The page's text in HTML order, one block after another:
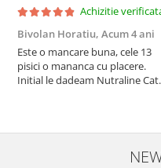
Achizitie
Bivolan Horatiu, Acum 4 ani
Este o mancare buna, cele 13
pisici o mananca cu placere.
Initial le dadeam Nutraline Cat
nu o mananca cu placere. Eu
sunt multumit si voi continua